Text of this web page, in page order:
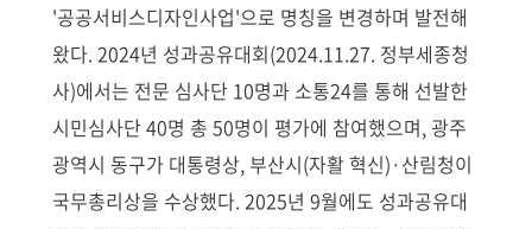
'공공서비스디자인사업'으로 명칭을 변경하며 발전해
왔다. 2024년 성과공유대회(2024.11.27. 정부세종청
사)에서는 전문 심사단 10명과 소통24를 통해 선발한
시민심사단 40명 총 50명이 평가에 참여했으며, 광주
광역시 동구가 대통령상, 부산시(자활 혁신)·산림청이
국무총리상을 수상했다. 2025년 9월에도 성과공유대